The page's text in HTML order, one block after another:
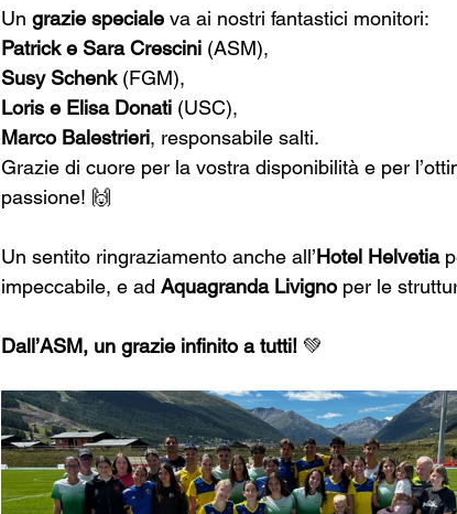
Un grazie speciale va ai nostri fantastici monitori:
Patrick e Sara Crescini (ASM),
Susy Schenk (FGM),
Loris e Elisa Donati (USC),
Marco Balestrieri, responsabile salti.
Grazie di cuore per la vostra disponibilità e per
passione! 🙌
Un sentito ringraziamento anche all’Hotel Helvetia
impeccabile, e ad Aquagranda Livigno per le
Dall’ASM, un grazie infinito a tutti! 💚